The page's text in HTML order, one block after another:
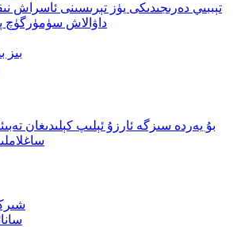
تېببىي دەرىجىدىكى يۈز تېرىسىنى ئاسراش
داۋالاش سۈمۈرگۈچ
بىز
بۇ يەردە سىزگە ئارزۇ ئېلىپ كېلىدىغان